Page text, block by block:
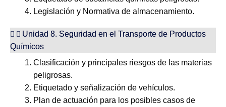
Legislación y Normativa de almacenamiento.
Unidad 8. Seguridad en el Transporte de Productos
Químicos
Clasificación y principales riesgos de las materias
peligrosas.
Etiquetado y señalización de vehículos.
Plan de actuación para los posibles casos de